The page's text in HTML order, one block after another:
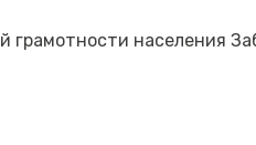
населения